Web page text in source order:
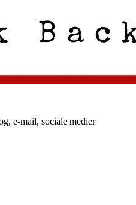
e-mail, sociale medier